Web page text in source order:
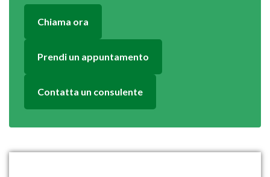
Chiama ora
Prendi un appuntamento
Contatta un consulente